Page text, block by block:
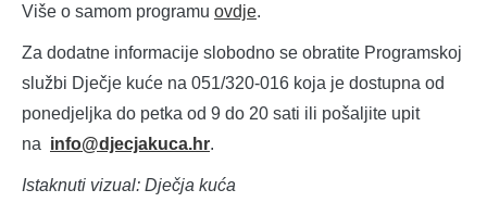
Više o samom programu ovdje.
Za dodatne informacije slobodno se obratite Programskoj
službi Dječje kuće na 051/320-016 koja je dostupna od
ponedjeljka do petka od 9 do 20 sati ili pošaljite upit
na info@djecjakuca.hr.
Istaknuti vizual: Dječja kuća